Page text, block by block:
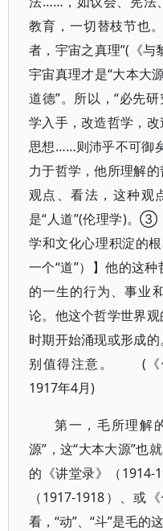
教育，一切替枝节也
者，宇宙之真理”(《与
宇宙真理才是“大本大
道德”。所以，“必先
学入手，改造哲学，
思想……则沛乎不可御
力于哲学，他所理解
观点、看法，这种观
是“人道”(伦理学)。③
学和文化心理积淀的
一个“道”）】他的这
的一生的行为、事业
论。他这个哲学世界
时期开始涌现或形成
别值得注意。 (《
1917年4月)
第一，毛所理解
源”，这“大本大源”也
的《讲堂录》（1914-
（1917-1918）、或
看，“动”、“斗”是毛的